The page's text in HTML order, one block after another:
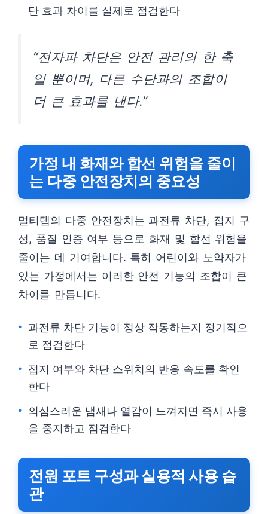
단 효과 차이를 실제로 점검한다
“전자파 차단은 안전 관리의 한 축
일 뿐이며, 다른 수단과의 조합이
더 큰 효과를 낸다.”
가정 내 화재와 합선 위험을 줄이
는 다중 안전장치의 중요성
멀티탭의 다중 안전장치는 과전류 차단, 접지 구
성, 품질 인증 여부 등으로 화재 및 합선 위험을
줄이는 데 기여합니다. 특히 어린이와 노약자가
있는 가정에서는 이러한 안전 기능의 조합이 큰
차이를 만듭니다.
과전류 차단 기능이 정상 작동하는지 정기적으
로 점검한다
접지 여부와 차단 스위치의 반응 속도를 확인
한다
의심스러운 냄새나 열감이 느껴지면 즉시 사용
을 중지하고 점검한다
전원 포트 구성과 실용적 사용 습
관